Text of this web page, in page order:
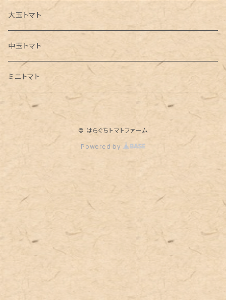
大玉トマト
中玉トマト
ミニトマト
© はらぐちトマトファーム
Powered by